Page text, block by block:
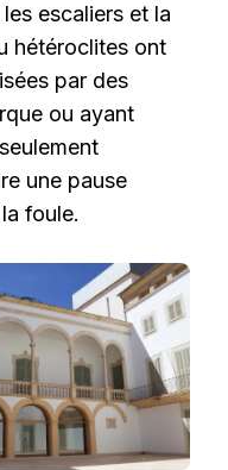
escaliers et la
hétéroclites ont
par des
ou ayant
une pause
foule.